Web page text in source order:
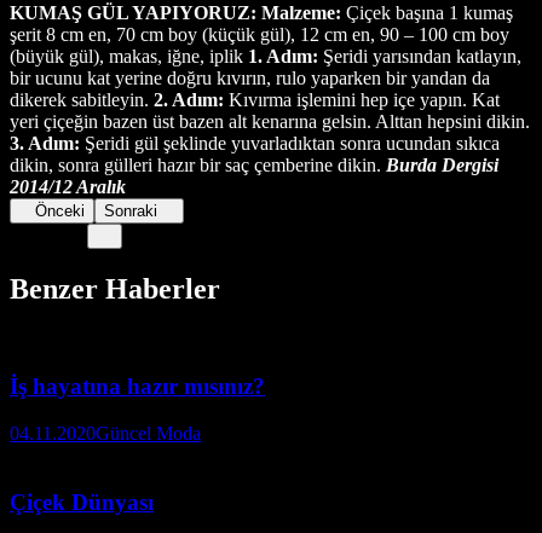
KUMAŞ GÜL YAPIYORUZ: Malzeme: Çiçek başına 1 kumaş
şerit 8 cm en, 70 cm boy (küçük gül), 12 cm en, 90 – 100 cm boy
(büyük gül), makas, iğne, iplik 1. Adım: Şeridi yarısından katlayın,
bir ucunu kat yerine doğru kıvırın, rulo yaparken bir yandan da
dikerek sabitleyin. 2. Adım: Kıvırma işlemini hep içe yapın. Kat
yeri çiçeğin bazen üst bazen alt kenarına gelsin. Alttan hepsini dikin.
3. Adım: Şeridi gül şeklinde yuvarladıktan sonra ucundan sıkıca
dikin, sonra gülleri hazır bir saç çemberine dikin. Burda Dergisi
2014/12 Aralık
Önceki Sonraki
Benzer Haberler
İş hayatına hazır mısınız?
04.11.2020Güncel Moda
Çiçek Dünyası